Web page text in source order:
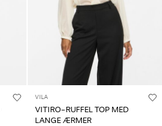
VILA
VITIRO-RUFFEL TOP MED
LANGE ÆRMER